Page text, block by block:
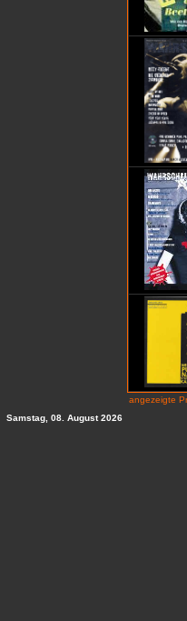
angezeigte
Samstag, 08. August 2026